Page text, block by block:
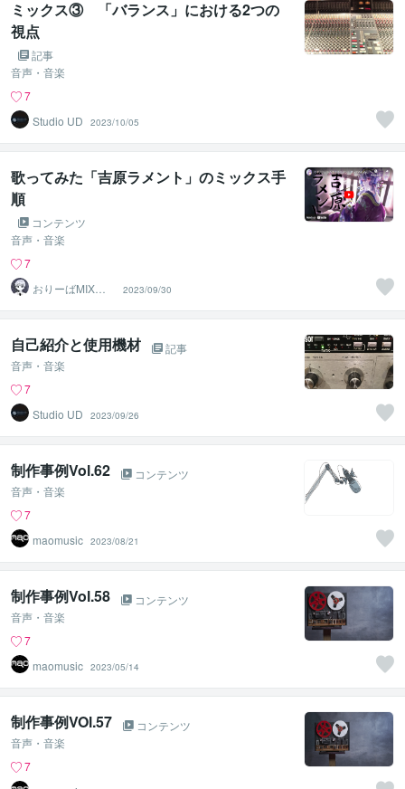
ミックス③ 「バランス」における2つの
視点
記事
音声・音楽
7
Studio UD
2023/10/05
歌ってみた「吉原ラメント」のミックス手
順
コンテンツ
音声・音楽
7
おりーばMIX／
元ホライゾンサ
ウンド
2023/09/30
自己紹介と使用機材
記事
音声・音楽
7
Studio UD
2023/09/26
制作事例Vol.62
コンテンツ
音声・音楽
7
maomusic 2023/08/21
制作事例Vol.58
コンテンツ
音声・音楽
7
maomusic 2023/05/14
制作事例VOl.57
コンテンツ
音声・音楽
7